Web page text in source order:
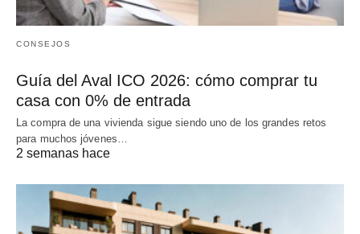
CONSEJOS
Guía del Aval ICO 2026: cómo comprar tu
casa con 0% de entrada
La compra de una vivienda sigue siendo uno de los grandes retos
para muchos jóvenes…
2 semanas hace